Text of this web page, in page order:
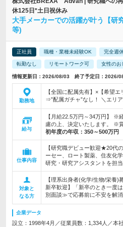
休125日*土日祝休み
大手メーカーでの活躍が叶う【研
等)
正社員 職種・業種未経験OK 完全週
転勤なし リモートワーク可 女性のお
情報更新日：2026/08/03 終了予定日：2026/
勤務地
【全国に配属先有】×【希望
⇒”配属ガチャ”なし！ ＼エリ
給与
【月給22.5万円～34万円】 ※
慮の上、決定いたします。 ※
初年度の年収： 350～500万円
仕事内容
【研究職デビュー歓迎★20代
ーセー、ロート製薬、住友化
研究・研究アシスタントを担当
対象と
なる方
【理系出身者(化学/生物/栄養
新卒歓迎】「新卒のとき一度
別面談≫で応募前に不安を解消
企業データ
設立：1998年4月／従業員数：1,334人／本